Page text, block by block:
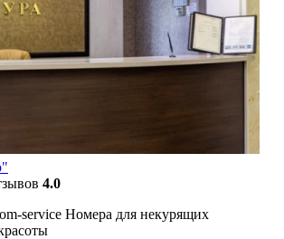
4.0
service Номера для некурящих